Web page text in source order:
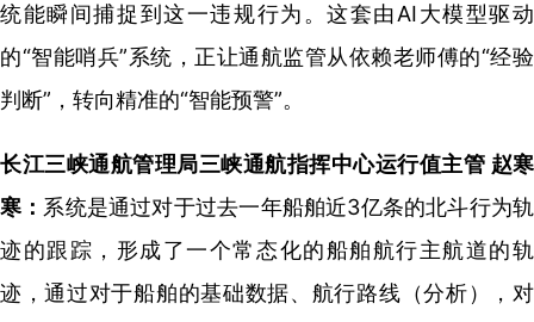
统能瞬间捕捉到这一违规行为。这套由AI大模型驱动
的“智能哨兵”系统，正让通航监管从依赖老师傅的“经验
判断”，转向精准的“智能预警”。
长江三峡通航管理局三峡通航指挥中心运行值主管 赵寒
寒： 系统是通过对于过去一年船舶近3亿条的北斗行为轨
迹的跟踪， 形成了一个常态化的船舶航行主航道的轨
迹，通过对于船舶的基础数据、航行路线（分析）， 对